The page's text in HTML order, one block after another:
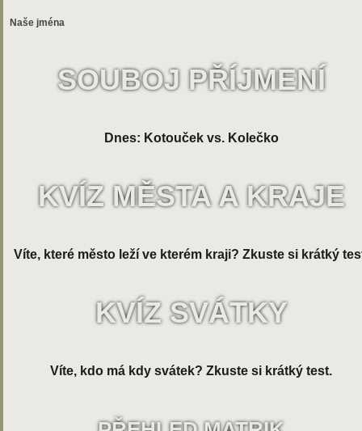
Naše jména
SOUBOJ PŘÍJMENÍ
Dnes: Kotouček vs. Kolečko
KVÍZ MĚSTA A KRAJE
Víte, které město leží ve kterém kraji? Zkuste si krátký
KVÍZ SVÁTKY
Víte, kdo má kdy svátek? Zkuste si krátký test.